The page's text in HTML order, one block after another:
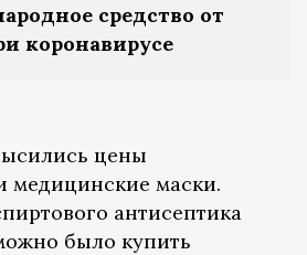
средство от
коронавирусе
цены
медицинские маски.
антисептика
было купить